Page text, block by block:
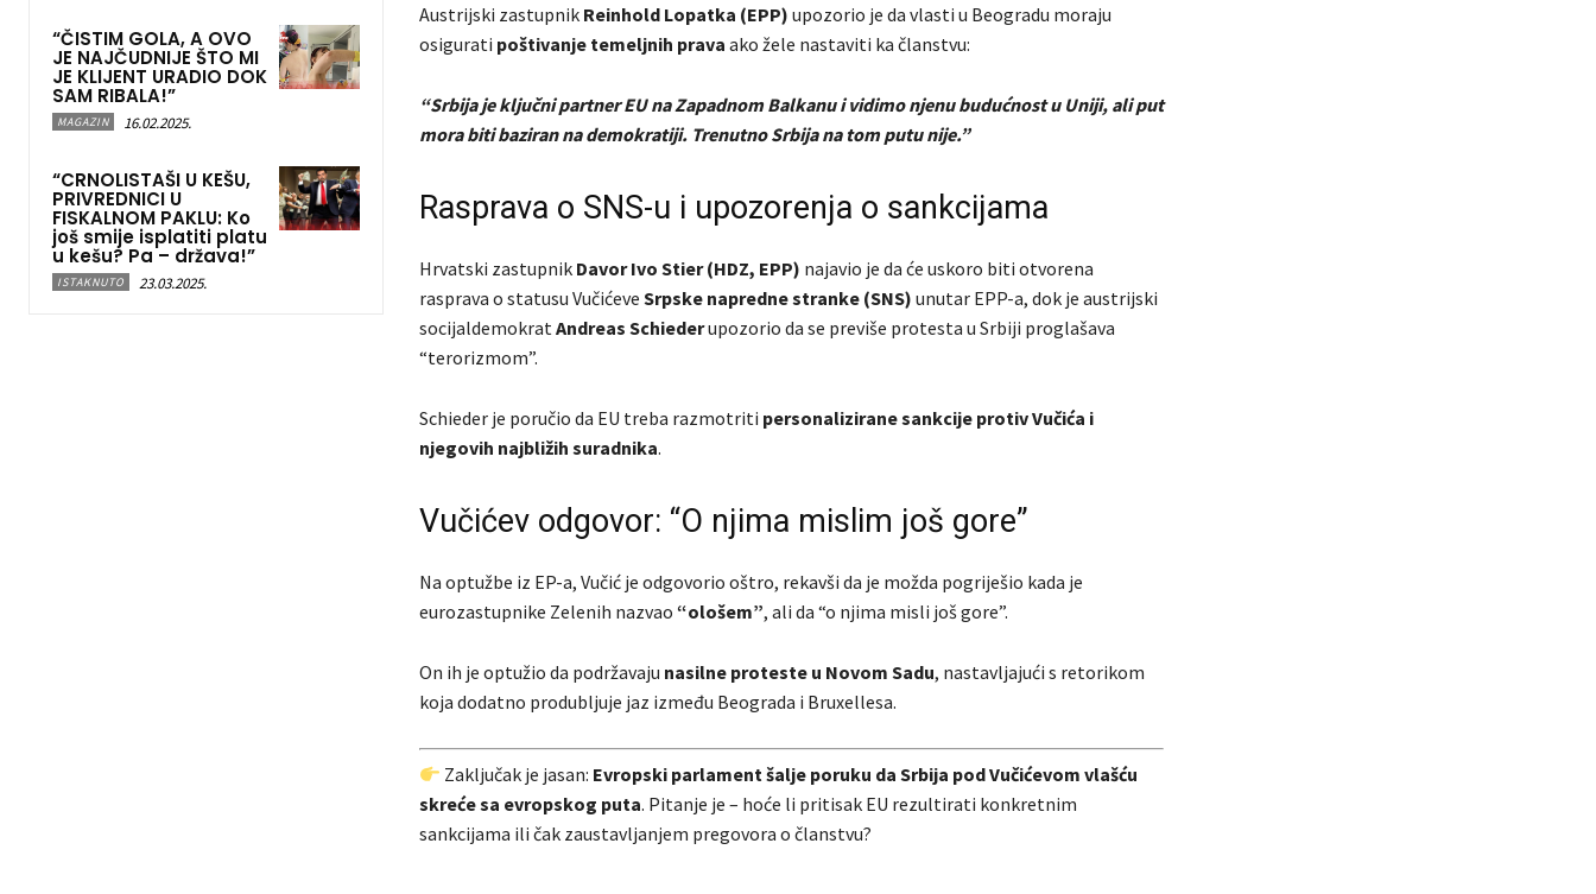
“ČISTIM GOLA, A OVO
JE NAJČUDNIJE ŠTO MI
JE KLIJENT URADIO DOK
SAM RIBALA!”
MAGAZIN 16.02.2025.
“CRNOLISTAŠI U KEŠU,
PRIVREDNICI U
FISKALNOM PAKLU: Ko
još smije isplatiti platu
u kešu? Pa – država!”
ISTAKNUTO 23.03.2025.
Austrijski zastupnik Reinhold Lopatka (EPP) upozorio je da vlasti u Beogradu moraju
osigurati poštivanje temeljnih prava ako žele nastaviti ka članstvu:
“Srbija je ključni partner EU na Zapadnom Balkanu i vidimo njenu budućnost u Uniji, ali put
mora biti baziran na demokratiji. Trenutno Srbija na tom putu nije.”
Rasprava o SNS-u i upozorenja o sankcijama
Hrvatski zastupnik Davor Ivo Stier (HDZ, EPP) najavio je da će uskoro biti otvorena
rasprava o statusu Vučićeve Srpske napredne stranke (SNS) unutar EPP-a, dok je austrijski
socijaldemokrat Andreas Schiederupozorio da se previše protesta u Srbiji proglašava
“terorizmom”.
Schieder je poručio da EU treba razmotriti personalizirane sankcije protiv Vučića i
njegovih najbližih suradnika.
Vučićev odgovor: “O njima mislim još gore”
Na optužbe iz EP-a, Vučić je odgovorio oštro, rekavši da je možda pogriješio kada je
eurozastupnike Zelenih nazvao “ološem”, ali da “o njima misli još gore”.
On ih je optužio da podržavaju nasilne proteste u Novom Sadu, nastavljajući s retorikom
koja dodatno produbljuje jaz između Beograda i Bruxellesa.
Zaključak je jasan: Evropski parlament šalje poruku da Srbija pod Vučićevom vlašću
skreće sa evropskog puta. Pitanje je – hoće li pritisak EU rezultirati konkretnim
sankcijama ili čak zaustavljanjem pregovora o članstvu?